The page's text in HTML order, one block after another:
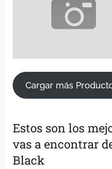
Cargar más
Estos son los
vas a encontrar
Black